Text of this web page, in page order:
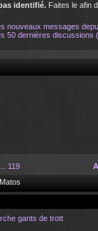
identifié. Faites le afin
nouveaux messages
50 dernières discussions
119
gants de trott